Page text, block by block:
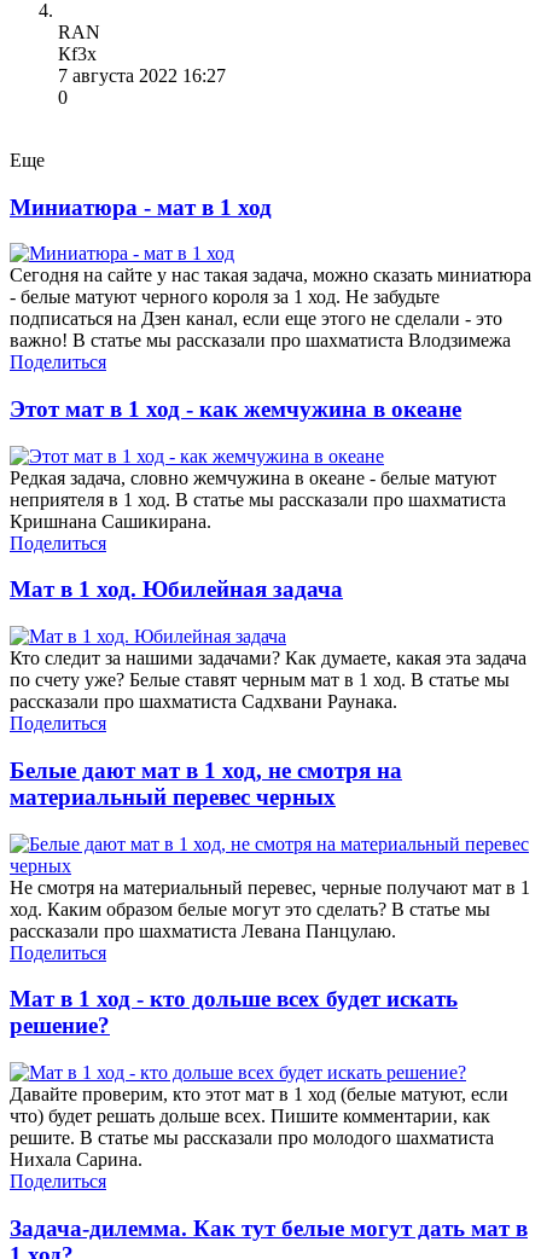
RAN
Кf3х
7 августа 2022 16:27
0
Еще
Миниатюра - мат в 1 ход
Сегодня на сайте у нас такая задача, можно сказать миниатюра
- белые матуют черного короля за 1 ход. Не забудьте
подписаться на Дзен канал, если еще этого не сделали - это
важно! В статье мы рассказали про шахматиста Влодзимежа
Поделиться
Этот мат в 1 ход - как жемчужина в океане
Редкая задача, словно жемчужина в океане - белые матуют
неприятеля в 1 ход. В статье мы рассказали про шахматиста
Кришнана Сашикирана.
Поделиться
Мат в 1 ход. Юбилейная задача
Кто следит за нашими задачами? Как думаете, какая эта задача
по счету уже? Белые ставят черным мат в 1 ход. В статье мы
рассказали про шахматиста Садхвани Раунака.
Поделиться
Белые дают мат в 1 ход, не смотря на
материальный перевес черных
Не смотря на материальный перевес, черные получают мат в 1
ход. Каким образом белые могут это сделать? В статье мы
рассказали про шахматиста Левана Панцулаю.
Поделиться
Мат в 1 ход - кто дольше всех будет искать
решение?
Давайте проверим, кто этот мат в 1 ход (белые матуют, если
что) будет решать дольше всех. Пишите комментарии, как
решите. В статье мы рассказали про молодого шахматиста
Нихала Сарина.
Поделиться
Задача-дилемма. Как тут белые могут дать мат в